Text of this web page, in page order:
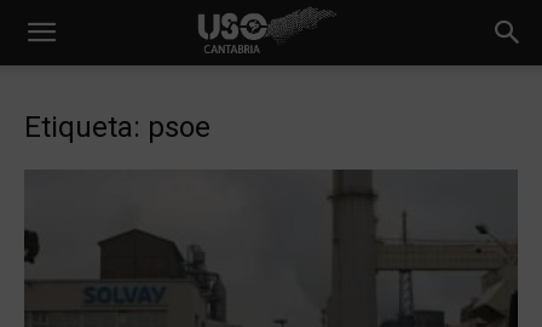
Etiqueta: psoe